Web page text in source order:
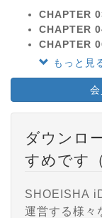
CHAPTER
CHAPTER
CHAPTER
もっと見
ダウンロ
すめです
SHOEISHA
運営する様々